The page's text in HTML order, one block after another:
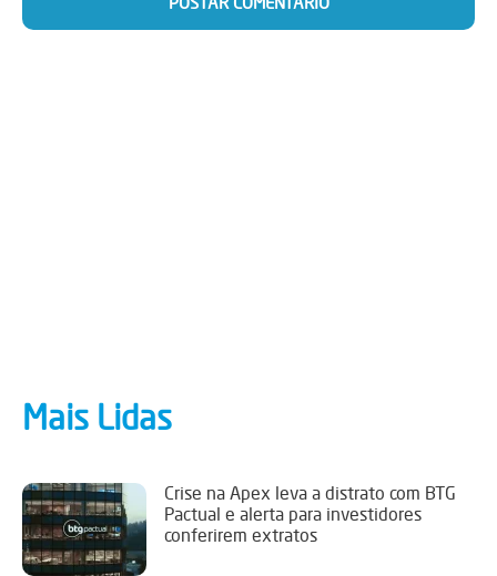
Mais Lidas
Crise na Apex leva a distrato com BTG
Pactual e alerta para investidores
conferirem extratos